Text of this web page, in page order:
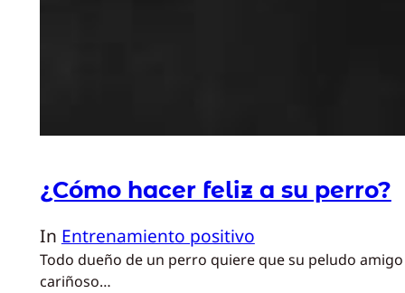
¿Cómo hacer feliz a su perro?
In Entrenamiento positivo
Todo dueño de un perro quiere que su peludo
cariñoso…